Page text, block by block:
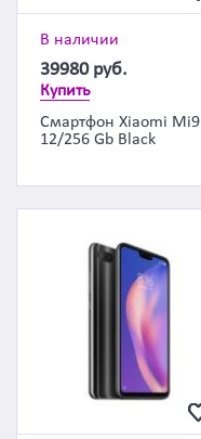
В наличии
39980 руб.
Купить
Смартфон Xiaomi Mi9
12/256 Gb Black